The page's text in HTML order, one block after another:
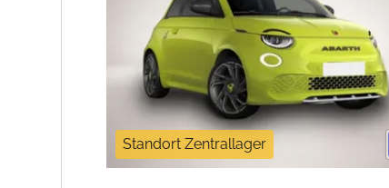
Standort Zentrallager